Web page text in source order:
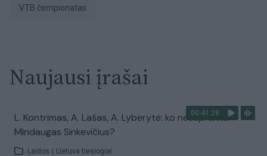
VTB čempionatas
Naujausi įrašai
00:41:28
L. Kontrimas, A. Lašas, A. Lyberytė: ko nesupranta
Mindaugas Sinkevičius?
Laidos Lietuva tiesiogiai